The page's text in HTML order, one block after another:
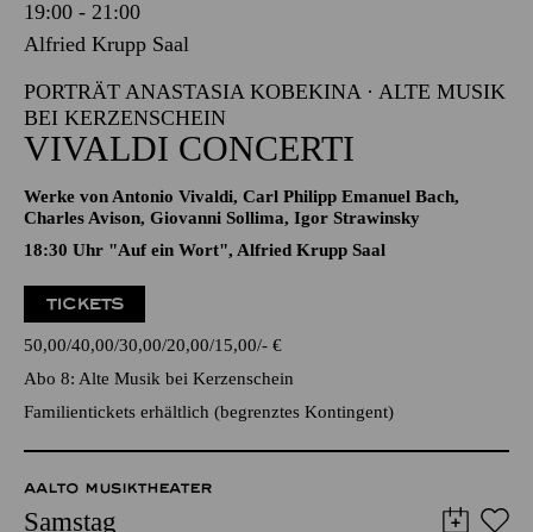
Samstag
16.01.2027
19:00 - 21:00
Alfried Krupp Saal
PORTRÄT ANASTASIA KOBEKINA · ALTE MUSIK
BEI KERZENSCHEIN
VIVALDI CONCERTI
Charles Avison, Giovanni Sollima, Igor Strawinsky
18:30 Uhr "Auf ein Wort", Alfried Krupp Saal
TICKETS
50,00 40,00 30,00 20,00 15,00 -€
Abo 8: Alte Musik bei Kerzenschein
Familienticketserhältlich (begrenztes Kontingent)